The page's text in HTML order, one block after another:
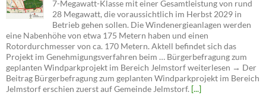
7-Megawatt-Klasse mit einer Gesamtleistung von rund
28 Megawatt, die voraussichtlich im Herbst 2029 in
Betrieb gehen sollen. Die Windenergieanlagen werden
eine Nabenhöhe von etwa 175 Metern haben und einen
Rotordurchmesser von ca. 170 Metern. Aktell befindet sich das
Projekt im Genehmigungsverfahren beim … Bürgerbefragung zum
geplanten Windparkprojekt im Bereich Jelmstorf weiterlesen → Der
Beitrag Bürgerbefragung zum geplanten Windparkprojekt im Bereich
Jelmstorf erschien zuerst auf Gemeinde Jelmstorf. [...]